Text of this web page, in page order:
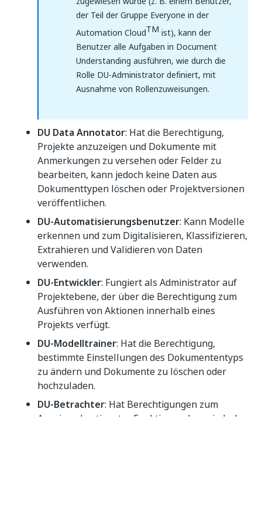
der Teil der Gruppe Everyone in der
Automation CloudTM ist), kann der
Benutzer alle Aufgaben in Document
Understanding ausführen, wie durch die
Rolle DU-Administrator definiert, mit
Ausnahme von Rollenzuweisungen.
DU Data Annotator: Hat die Berechtigung,
Projekte anzuzeigen und Dokumente mit
Anmerkungen zu versehen oder Felder zu
bearbeiten, kann jedoch keine Daten aus
Dokumenttypen löschen oder Projektversionen
veröffentlichen.
DU-Automatisierungsbenutzer: Kann Modelle
erkennen und zum Digitalisieren, Klassifizieren,
Extrahieren und Validieren von Daten
verwenden.
DU-Entwickler: Fungiert als Administrator auf
Projektebene, der über die Berechtigung zum
Ausführen von Aktionen innerhalb eines
Projekts verfügt.
DU-Modelltrainer: Hat die Berechtigung,
bestimmte Einstellungen des Dokumententyps
zu ändern und Dokumente zu löschen oder
hochzuladen.
DU-Betrachter: Hat Berechtigungen zum
Anzeigen bestimmter Funktionen, kann jedoch